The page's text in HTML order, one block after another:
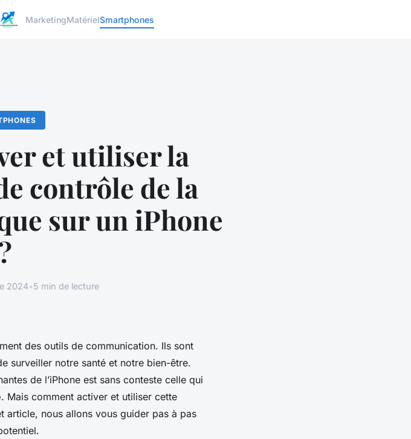
MarketingMatérielSmartphones
et utiliser la
contrôle de la
sur un iPhone
2024•5 min de lecture
des outils de communication. Ils sont
surveiller notre santé et notre bien-être.
de l’iPhone est sans conteste celle qui
. Mais comment activer et utiliser cette
article, nous allons vous guider pas à pas